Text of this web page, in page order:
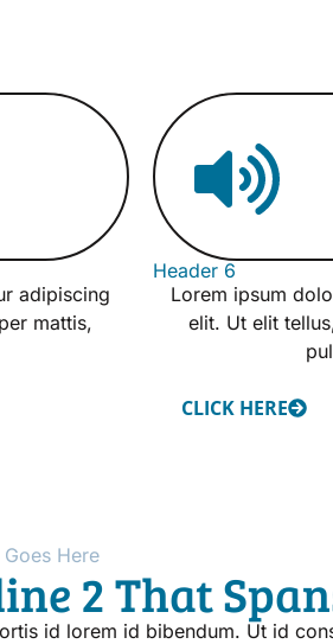
adipiscing
mattis,
Header 6
Lorem ipsum
elit. Ut elit
CLICK HERE
Here
2 That
id lorem id bibendum. Ut id